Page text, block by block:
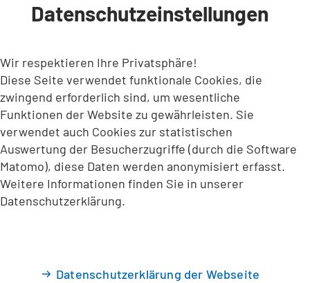
INHALT ANSPRINGEN
Datenschutzeinstellungen
Wir respektieren Ihre Privatsphäre!
Diese Seite verwendet funktionale Cookies, die
zwingend erforderlich sind, um wesentliche
Funktionen der Website zu gewährleisten. Sie
verwendet auch Cookies zur statistischen
Auswertung der Besucherzugriffe (durch die Software
Matomo), diese Daten werden anonymisiert erfasst.
Weitere Informationen finden Sie in unserer
Datenschutzerklärung.
Datenschutzerklärung der Webseite